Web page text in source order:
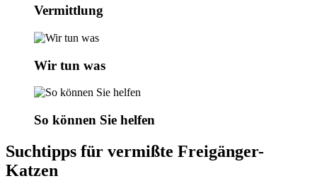
Vermittlung
Wir tun was
So können Sie helfen
Suchtipps für vermißte Freigänger-
Katzen